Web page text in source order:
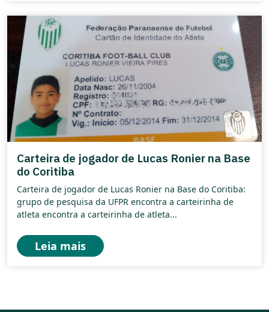
Carteira de jogador de Lucas Ronier na Base
do Coritiba
Carteira de jogador de Lucas Ronier na Base do Coritiba:
grupo de pesquisa da UFPR encontra a carteirinha de
atleta encontra a carteirinha de atleta...
Leia mais